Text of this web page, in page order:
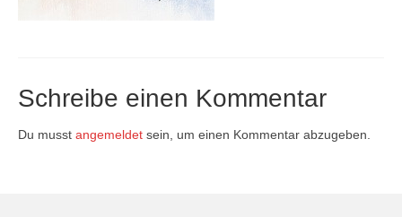
Firmenkalender 2021
Firmenkalender 2019
Firmenkalender 2018
Schreibe einen Kommentar
Du musst angemeldet sein, um einen Kommentar abzugeben.